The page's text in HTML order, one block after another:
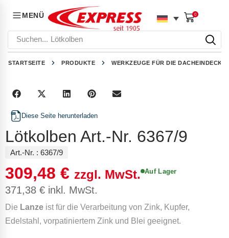
MENÜ 0
Suchen... Lötkolben
STARTSEITE PRODUKTE WERKZEUGE FÜR DIE
Diese Seite herunterladen
Lötkolben Art.-Nr. 6367/9
Art.-Nr. : 6367/9
309,48 € zzgl. MwSt.
371,38 € inkl. MwSt.
Auf Lager
Die Lanze ist für die Verarbeitung von Zink, Kupfer,
Edelstahl, vorpatiniertem Zink und Blei geeignet.